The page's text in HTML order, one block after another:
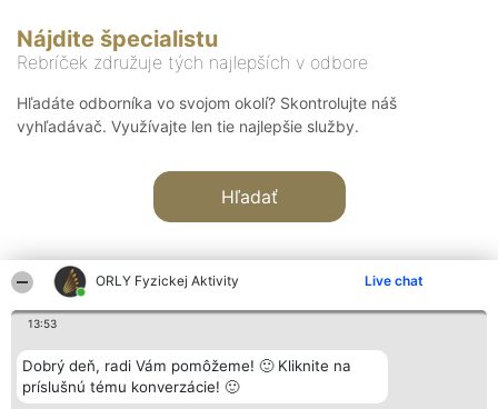
ORLY Fyzickej Aktivity Live chat
13:53
Dobrý deň, radi Vám pomôžeme! 🙂 Kliknite na
príslušnú tému konverzácie! 🙂
Nájdite špecialistu
Rebríček združuje tých najlepších v odbore
Hľadáte odborníka vo svojom okolí? Skontrolujte náš
vyhľadávač. Využívajte len tie najlepšie služby.
Hľadať
Organizátor hodnotenia
Bright Side Solutions sp. z o.
o. sp. k.
Hodnotenie
Laureáti
Lista
Kontakt
Kontakt